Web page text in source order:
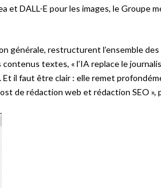
DALL-E pour les images, le Groupe
générale, restructurent l’ensemble
textes, « l’IA replace le
il faut être clair : elle remet
de rédaction web et rédaction SEO »,